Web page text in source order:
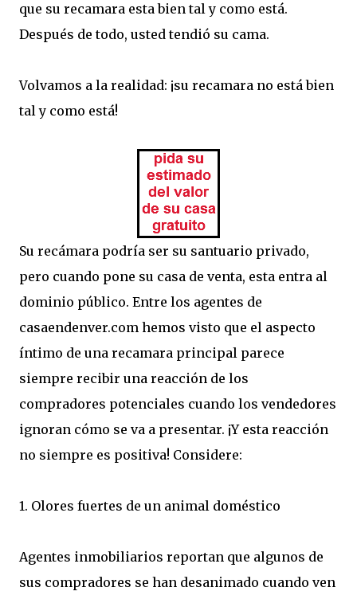
que su recamara esta bien tal y como está.
Después de todo, usted tendió su cama.
Volvamos a la realidad: ¡su recamara no está bien
tal y como está!
Su recámara podría ser su santuario privado,
pero cuando pone su casa de venta, esta entra al
dominio público. Entre los agentes de
casaendenver.com hemos visto que el aspecto
íntimo de una recamara principal parece
siempre recibir una reacción de los
compradores potenciales cuando los vendedores
ignoran cómo se va a presentar. ¡Y esta reacción
no siempre es positiva! Considere:
1. Olores fuertes de un animal doméstico
Agentes inmobiliarios reportan que algunos de
sus compradores se han desanimado cuando ven